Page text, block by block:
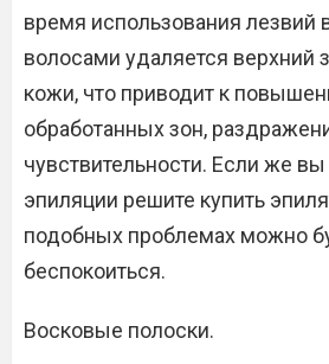
время использования лезвий
волосами удаляется верхний
кожи, что приводит к
обработанных зон,
чувствительности. Если же
эпиляции решите купить
подобных проблемах можно
беспокоиться.
Восковые полоски.